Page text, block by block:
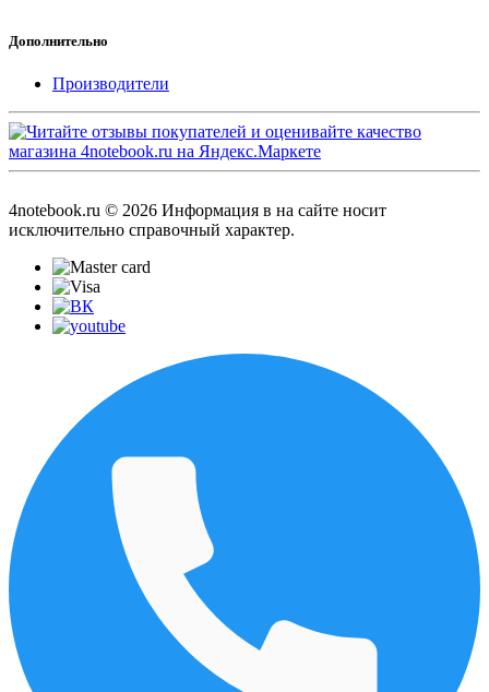
Дополнительно
Производители
4notebook.ru © 2026 Информация в на сайте носит
исключительно справочный характер.